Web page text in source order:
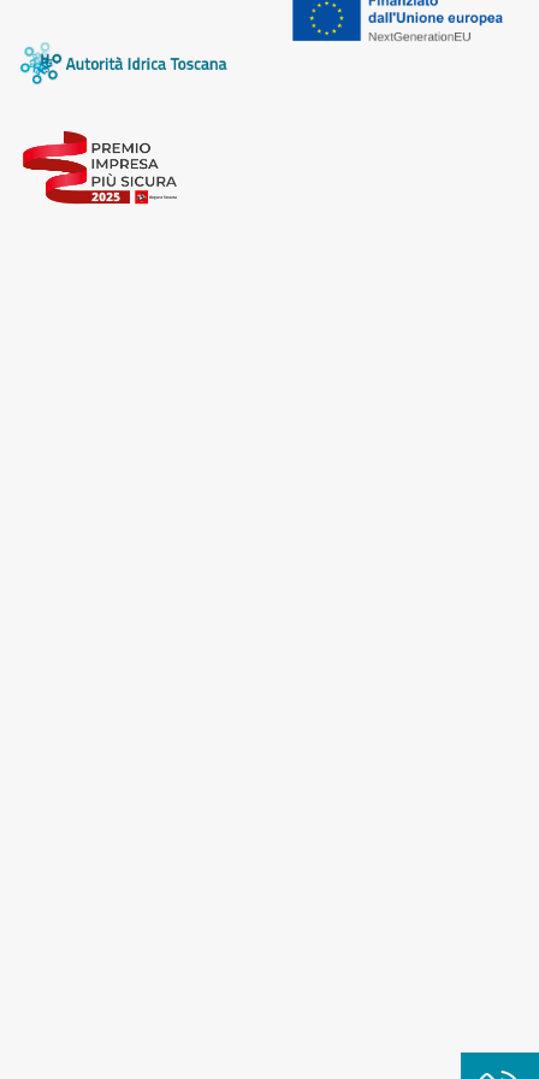
Cliccando su "Accetta tutti", l'Utente accetta di
memorizzare tutti i cookie sul dispositivo per le finalità
sopra indicate.
Cliccando su "Personalizza" l’Utente può gestire
direttamente le proprie preferenze selezionando i
singoli cookie desiderati e le terze parti destinatarie